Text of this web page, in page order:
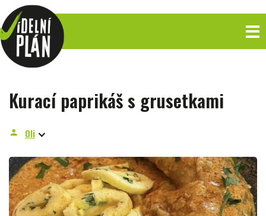
Kurací paprikáš s grusetkami
person Oli